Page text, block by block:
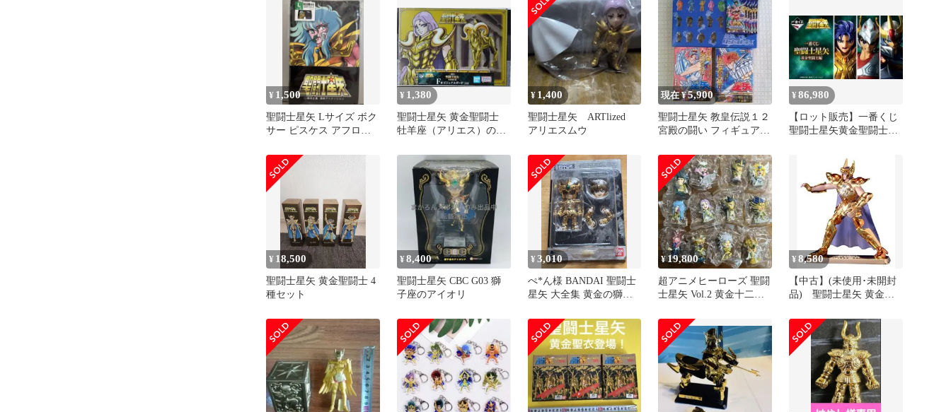
TAMASHII NATIONS
STORE限定
¥ 1,500
聖闘士星矢 Lサイズ ボク
サー ピスケス アフロデ
新品
¥ 1,380
聖闘士星矢 黄金聖闘士
牡羊座（アリエス）のム
一番くじ
¥ 1,400
聖闘士星矢 ARTlized
アリエスムウ
現在 ¥5,900
聖闘士星矢 教皇伝説１２
宮殿の闘い フィギュア
マンガ
¥86,980
【ロット販売】一番くじ
聖闘士星矢黄金聖闘士
¥ 18,500
聖闘士星矢 黄金聖闘士 4
種セット
¥8,400
聖闘士星矢 CBC G03 獅
子座のアイオリ
¥3,010
ぺ*ん様 BANDAI 聖闘士
星矢 大全集 黄金の獅子
¥19,800
超アニメヒーローズ 聖闘
士星矢 Vol.2 黄金十二宮
¥8,580
【中古】(未使用･未開封
品) 聖闘士星矢 黄金聖
ar3p5n1